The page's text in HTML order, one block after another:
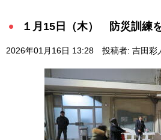
１月15日（木） 防災訓練
2026年01月16日 13:28 投稿者: 吉田彩